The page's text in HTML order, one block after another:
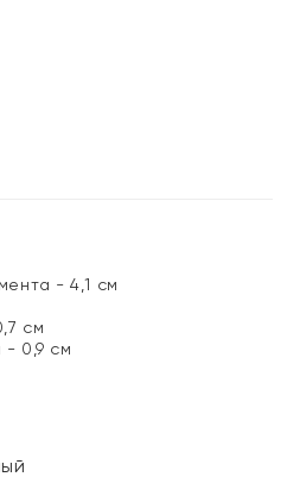
- 4,1 см
см
- 0,9 см